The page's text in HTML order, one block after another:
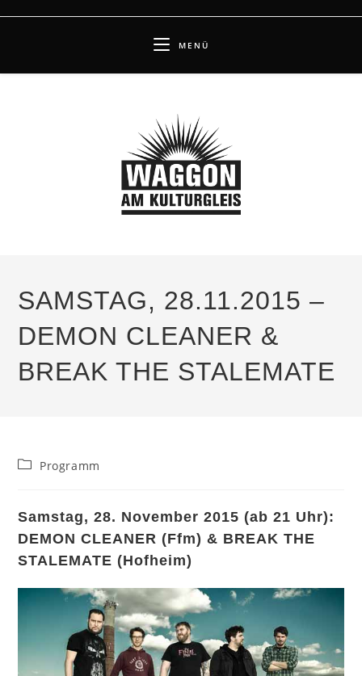
MENÜ
SAMSTAG, 28.11.2015 –
DEMON CLEANER &
BREAK THE STALEMATE
Beitrags-
Programm
Samstag, 28. November 2015 (ab 21 Uhr):
DEMON CLEANER (Ffm) & BREAK THE
STALEMATE (Hofheim)